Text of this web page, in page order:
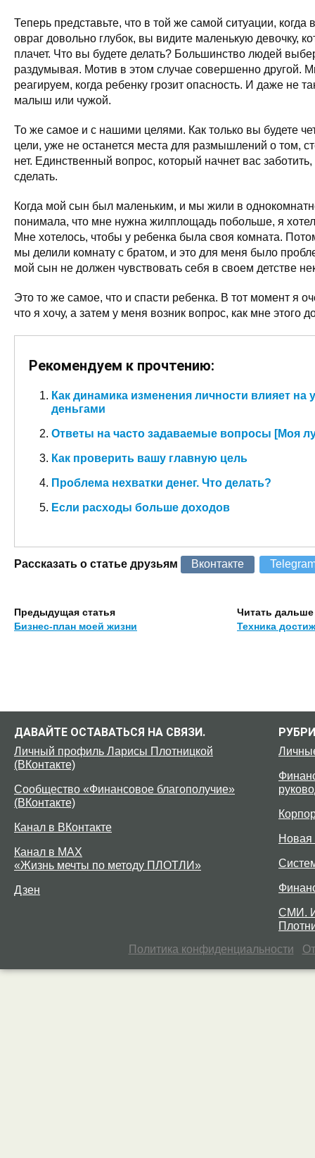
Теперь представьте, что в той же самой ситуации, когда
овраг довольно глубок, вы видите маленькую девочку,
плачет. Что вы будете делать? Большинство людей
раздумывая. Мотив в этом случае совершенно другой.
реагируем, когда ребенку грозит опасность. И даже не
малыш или чужой.
То же самое и с нашими целями. Как только вы будете
цели, уже не останется места для размышлений о том,
нет. Единственный вопрос, который начнет вас
сделать.
Когда мой сын был маленьким, и мы жили в
понимала, что мне нужна жилплощадь побольше, я
Мне хотелось, чтобы у ребенка была своя комната.
мы делили комнату с братом, и это для меня было
мой сын не должен чувствовать себя в своем детстве
Это то же самое, что и спасти ребенка. В тот момент я
что я хочу, а затем у меня возник вопрос, как мне этого
Рекомендуем к прочтению:
Как динамика изменения личности влияет
деньгами
Ответы на часто задаваемые вопросы [Моя
Как проверить вашу главную цель
Проблема нехватки денег. Что делать?
Если расходы больше доходов
Рассказать о статье друзьям Вконтакте
Предыдущая статья
Бизнес-план моей жизни
Читать дальше
Техника
ДАВАЙТЕ ОСТАВАТЬСЯ НА СВЯЗИ.
Личный профиль Ларисы Плотницкой
(ВКонтакте)
Сообщество «Финансовое благополучие»
(ВКонтакте)
Канал в ВКонтакте
Канал в MAX
«Жизнь мечты по методу ПЛОТЛИ»
Дзен
Новая
СМИ.
Политика конфиденциальности